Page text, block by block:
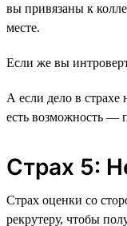
вы привязаны к
месте.
Если же вы
А если дело в страхе
есть возможность —
Страх 5:
Страх оценки со
рекрутеру, чтобы